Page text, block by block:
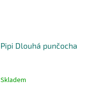
Pipi Dlouhá punčocha
Skladem